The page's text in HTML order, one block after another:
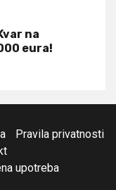
na
eura!
Pravila privatnosti
upotreba